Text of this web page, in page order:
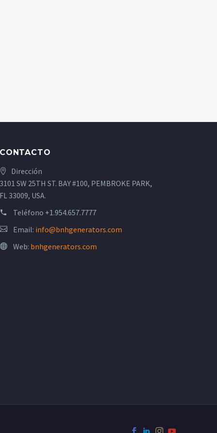
CONTACTO
Dirección
3101 SW 25TH ST. BAY #100, PEMBROKE PARK,
FL 33009, USA.
Teléfono +1.954.657.7777
Email: info@bnhgenerators.com
Web: bnhgenerators.com